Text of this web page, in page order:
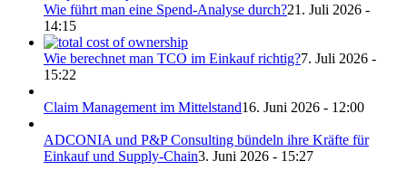
Wie führt man eine Spend-Analyse durch?21. Juli 2026 -
14:15
Wie berechnet man TCO im Einkauf richtig?7. Juli 2026 -
15:22
Claim Management im Mittelstand16. Juni 2026 - 12:00
ADCONIA und P&P Consulting bündeln ihre Kräfte für
Einkauf und Supply-Chain3. Juni 2026 - 15:27